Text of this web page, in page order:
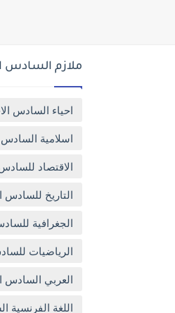
ملازم السادس
احياء السادس
اسلامية السادس
الاقتصاد
التاريخ للسادس
الجغرافية
الرياضيات
العربي السادس
اللغة الفرنسية